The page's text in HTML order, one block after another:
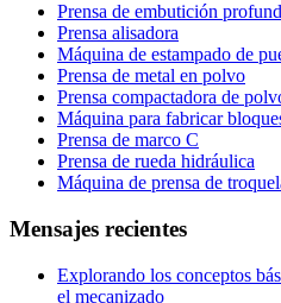
Prensa de embutición
Prensa alisadora
Máquina de estampado de
Prensa de metal en polvo
Prensa compactadora de
Máquina para fabricar
Prensa de marco C
Prensa de rueda hidráulica
Máquina de prensa de
Mensajes recientes
Explorando los conceptos
el mecanizado